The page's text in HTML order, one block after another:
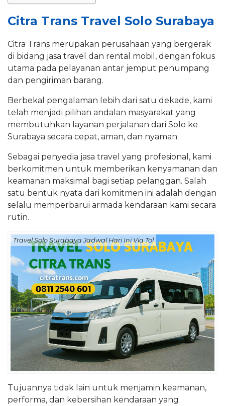
Citra Trans Travel Solo Surabaya
Citra Trans merupakan perusahaan yang bergerak
di bidang jasa travel dan rental mobil, dengan fokus
utama pada pelayanan antar jemput penumpang
dan pengiriman barang.
Berbekal pengalaman lebih dari satu dekade, kami
telah menjadi pilihan andalan masyarakat yang
membutuhkan layanan perjalanan dari Solo ke
Surabaya secara cepat, aman, dan nyaman.
Sebagai penyedia jasa travel yang profesional, kami
berkomitmen untuk memberikan kenyamanan dan
keamanan maksimal bagi setiap pelanggan. Salah
satu bentuk nyata dari komitmen ini adalah dengan
selalu memperbarui armada kendaraan kami secara
rutin.
Travel Solo Surabaya Jadwal Hari Ini Via Tol
Tujuannya tidak lain untuk menjamin keamanan,
performa, dan kebersihan kendaraan yang